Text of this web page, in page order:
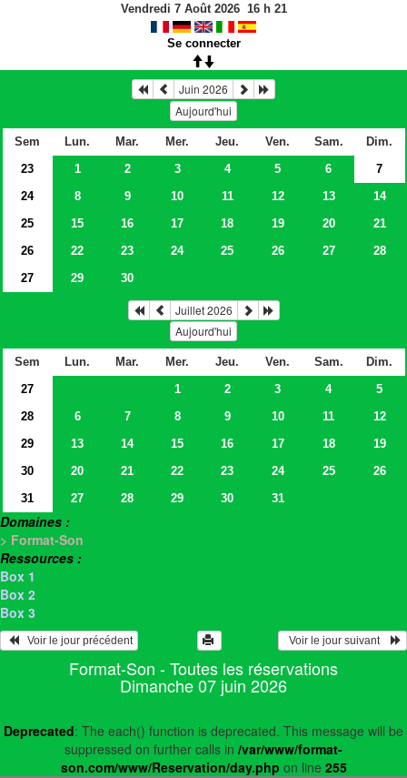
Vendredi 7 Août 2026 16h 21
Se connecter
Juin 2026
Aujourd'hui
Sem Lun. Mar. Mer. Jeu. Ven. Sam.
Dim.
23
1 2 3 4 5 6
7
24
8 9 10 11 12 13
14
25
15 16 17 18 19 20
21
26
22 23 24 25 26 27
28
27
29 30
Juillet 2026
Aujourd'hui
Sem Lun. Mar. Mer. Jeu. Ven. Sam.
Dim.
27
1 2 3 4
5
28
6 7 8 9 10 11
12
29
13 14 15 16 17 18
19
30
20 21 22 23 24 25
26
31
27 28 29 30 31
Domaines :
> Format-Son
Ressources :
Box 1
Box 2
Box 3
   Voir le jour précédent
  Voir le jour suivant
Format-Son - Toutes les réservations
Dimanche 07 juin 2026
Deprecated: The each() function is deprecated. This message will be
suppressed on further calls in /var/www/format-
son.com/www/Reservation/day.php on line 255